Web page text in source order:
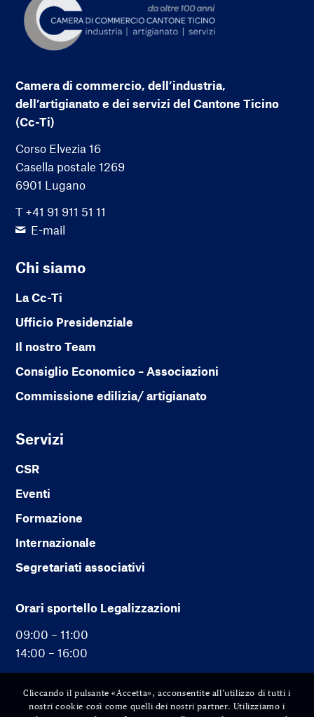
Camera di commercio, dell’industria,
dell’artigianato e dei servizi del Cantone Ticino
(Cc-Ti)
Corso Elvezia 16
Casella postale 1269
6901 Lugano
T +41 91 911 51 11
E-mail
Chi siamo
La Cc-Ti
Ufficio Presidenziale
Il nostro Team
Consiglio Economico – Associazioni
Commissione edilizia/ artigianato
Servizi
CSR
Eventi
Formazione
Internazionale
Segretariati associativi
Orari sportello Legalizzazioni
09:00 – 11:00
14:00 – 16:00
Cliccando il pulsante «Accetta», acconsentite all’utilizzo di tutti i
nostri cookie così come quelli dei nostri partner. Utilizziamo i